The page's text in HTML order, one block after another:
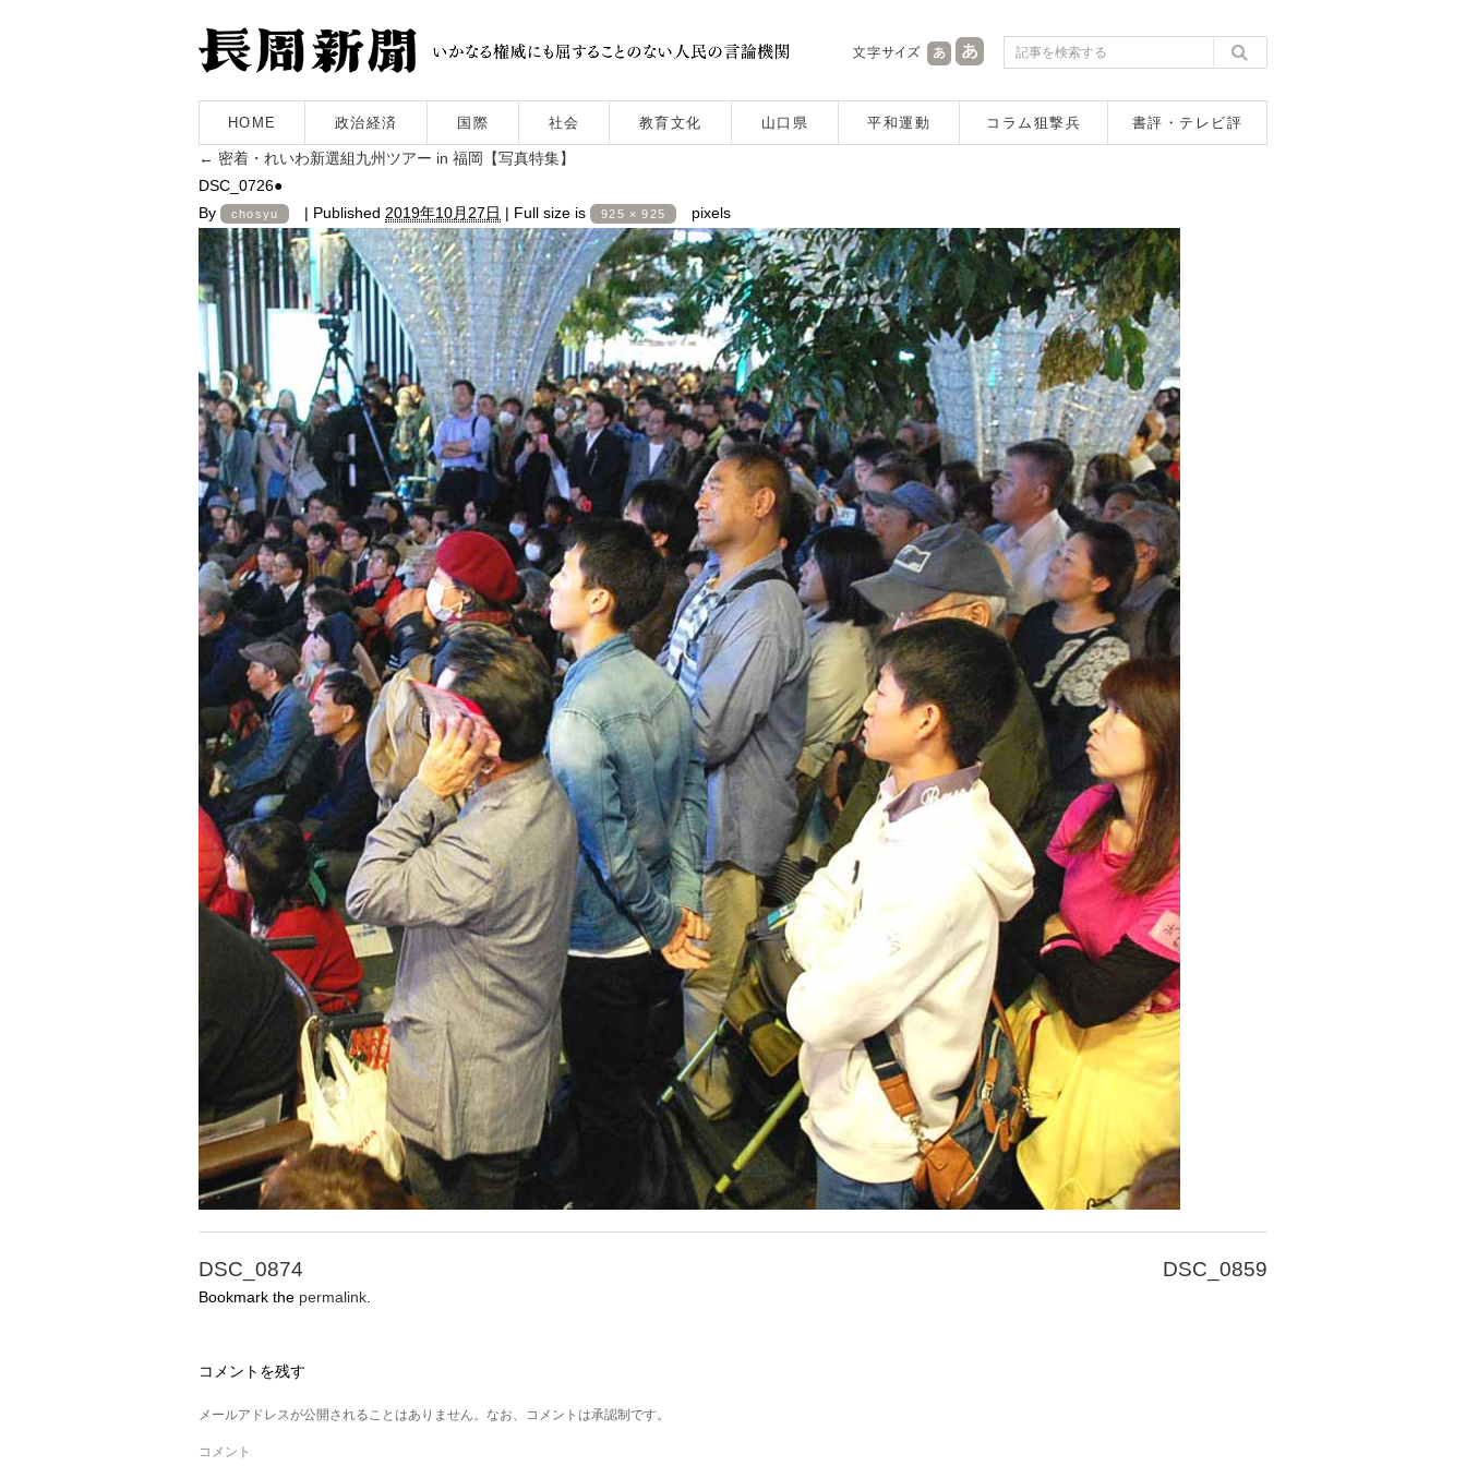
HOME 政治経済 国際 社会 教育文化 山口県 平和運動 コラム狙撃兵 書評・テレビ評
← 密着・れいわ新選組九州ツアー in 福岡【写真特集】
DSC_0726●
By
chosyu | Published 2019年10月27日 | Full size is 925 × 925 pixels
DSC_0874 DSC_0859
Bookmark the permalink
コメントを残す
メールアドレスが公開されることはありません。なお、コメントは承認制です。
コメント